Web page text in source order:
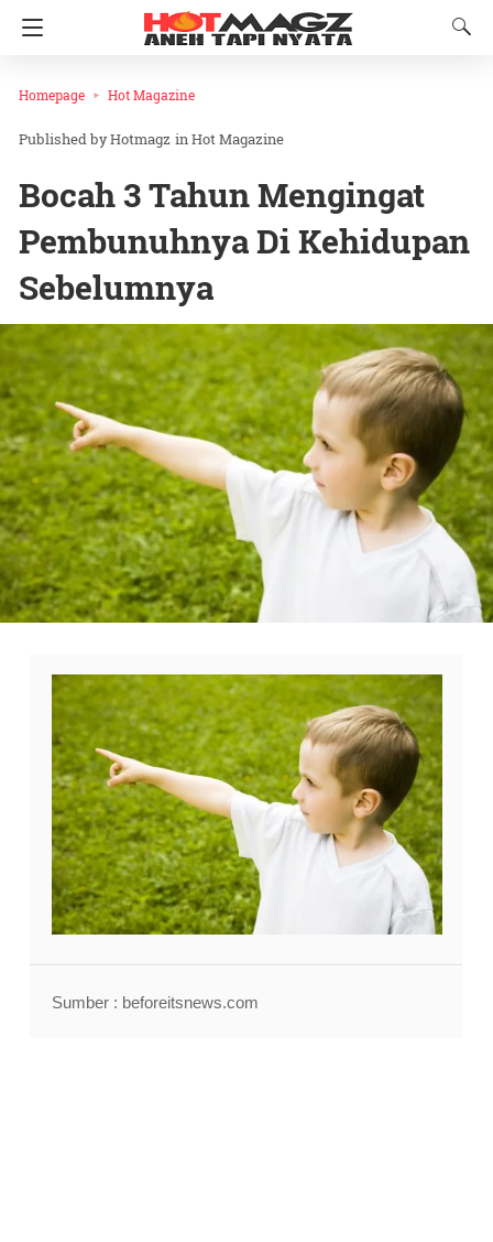
Homepage Hot Magazine
Hotmagz inHot Magazine
Bocah 3 Tahun Mengingat
Pembunuhnya Di Kehidupan
Sebelumnya
Sumber : beforeitsnews.com